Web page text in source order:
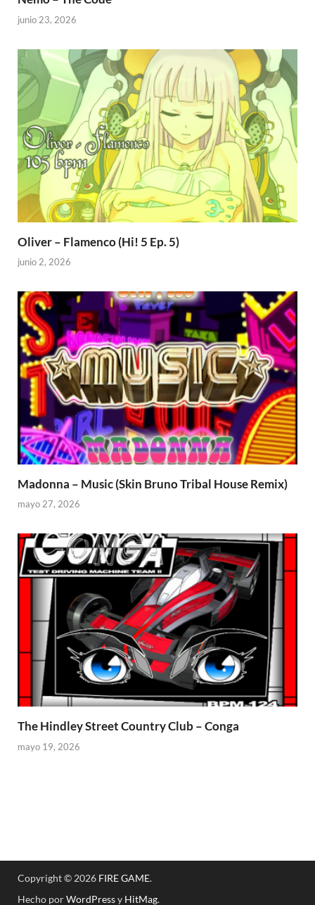
junio 23, 2026
Oliver – Flamenco (Hi! 5 Ep. 5)
junio 2, 2026
Madonna – Music (Skin Bruno Tribal House Remix)
mayo 27, 2026
The Hindley Street Country Club – Conga
mayo 19, 2026
Copyright © 2026 FIRE GAME.
Hecho porWordPressy HitMag.